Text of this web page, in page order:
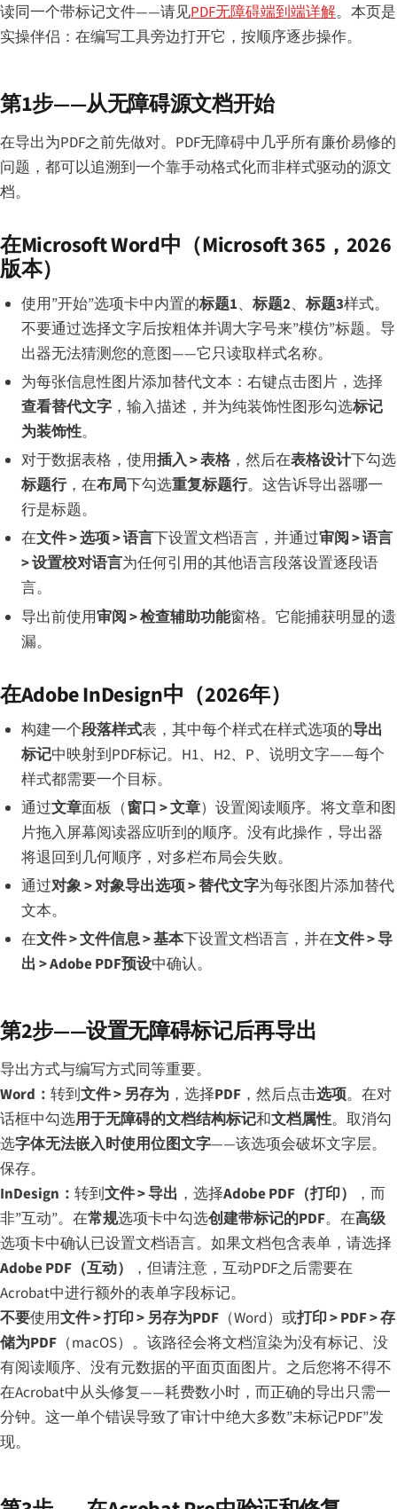
读同一个带标记文件——请见PDF无障碍端到端详解。本页是
实操伴侣：在编写工具旁边打开它，按顺序逐步操作。
第1步——从无障碍源文档开始
在导出为PDF之前先做对。PDF无障碍中几乎所有廉价易修的
问题，都可以追溯到一个靠手动格式化而非样式驱动的源文
档。
在Microsoft Word中（Microsoft 365，2026
版本）
使用”开始”选项卡中内置的标题1、 标题2、 标题3样式。
不要通过选择文字后按粗体并调大字号来”模仿”标题。导
出器无法猜测您的意图——它只读取样式名称。
为每张信息性图片添加替代文本：右键点击图片，选择
查看替代文字，输入描述，并为纯装饰性图形勾选标记
为装饰性。
对于数据表格，使用插入 > 表格，然后在表格设计下勾选
标题行，在布局下勾选重复标题行。这告诉导出器哪一
行是标题。
在文件 > 选项 > 语言下设置文档语言，并通过审阅 > 语言
> 设置校对语言为任何引用的其他语言段落设置逐段语
言。
导出前使用审阅 > 检查辅助功能窗格。它能捕获明显的遗
漏。
在Adobe InDesign中（2026年）
构建一个段落样式表，其中每个样式在样式选项的导出
标记中映射到PDF标记。H1、H2、P、说明文字——每个
样式都需要一个目标。
通过文章面板（窗口 > 文章）设置阅读顺序。将文章和图
片拖入屏幕阅读器应听到的顺序。没有此操作，导出器
将退回到几何顺序，对多栏布局会失败。
通过对象 > 对象导出选项 > 替代文字为每张图片添加替代
文本。
在文件 > 文件信息 > 基本下设置文档语言，并在文件 > 导
出 > Adobe PDF预设中确认。
第2步——设置无障碍标记后再导出
导出方式与编写方式同等重要。
Word： 转到文件 > 另存为 ，选择PDF ，然后点击选项。在对
话框中勾选用于无障碍的文档结构标记和文档属性。取消勾
选字体无法嵌入时使用位图文字——该选项会破坏文字层。
保存。
InDesign： 转到文件 > 导出 ，选择Adobe PDF（打印）
，而
非”互动”。在常规选项卡中勾选创建带标记的PDF。在高级
选项卡中确认已设置文档语言。如果文档包含表单，请选择
Adobe PDF（互动）
，但请注意，互动PDF之后需要在
Acrobat中进行额外的表单字段标记。
不要使用文件 > 打印 > 另存为PDF （Word）或打印 > PDF > 存
储为PDF （macOS）。该路径会将文档渲染为没有标记、没
有阅读顺序、没有元数据的平面页面图片。之后您将不得不
在Acrobat中从头修复——耗费数小时，而正确的导出只需一
分钟。这一单个错误导致了审计中绝大多数”未标记PDF”发
现。